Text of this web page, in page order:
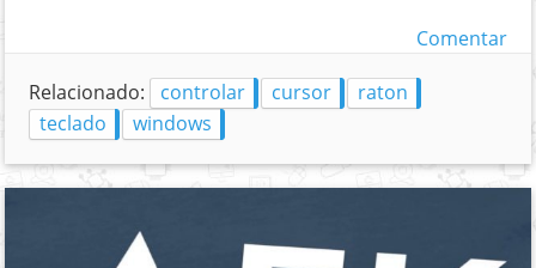
Comentar
Relacionado: controlar cursor
raton
teclado
windows